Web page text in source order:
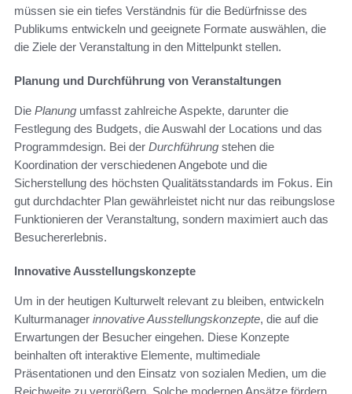
müssen sie ein tiefes Verständnis für die Bedürfnisse des
Publikums entwickeln und geeignete Formate auswählen, die
die Ziele der Veranstaltung in den Mittelpunkt stellen.
Planung und Durchführung von Veranstaltungen
Die Planung umfasst zahlreiche Aspekte, darunter die
Festlegung des Budgets, die Auswahl der Locations und das
Programmdesign. Bei der Durchführung stehen die
Koordination der verschiedenen Angebote und die
Sicherstellung des höchsten Qualitätsstandards im Fokus. Ein
gut durchdachter Plan gewährleistet nicht nur das reibungslose
Funktionieren der Veranstaltung, sondern maximiert auch das
Besuchererlebnis.
Innovative Ausstellungskonzepte
Um in der heutigen Kulturwelt relevant zu bleiben, entwickeln
Kulturmanager innovative Ausstellungskonzepte, die auf die
Erwartungen der Besucher eingehen. Diese Konzepte
beinhalten oft interaktive Elemente, multimediale
Präsentationen und den Einsatz von sozialen Medien, um die
Reichweite zu vergrößern. Solche modernen Ansätze fördern